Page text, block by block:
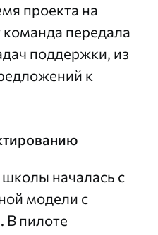
проекта на
передала
поддержки, из
к
началась с
модели с
В пилоте